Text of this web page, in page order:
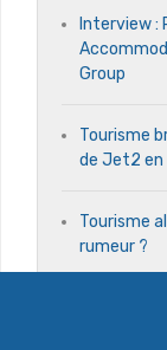
Interview :
Group
Tourisme
de Jet2 en
Tourisme
rumeur ?
La FTAV